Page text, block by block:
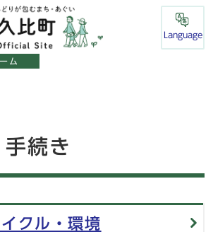
ム
Language
手続き
ー
クル・環境